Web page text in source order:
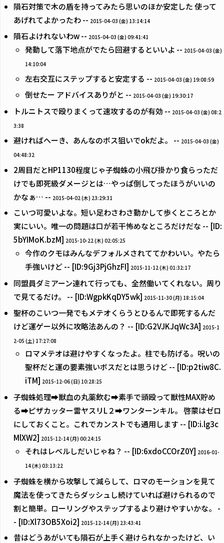
隕石対策で木の盾を持ってみたら思いのほか安定した 使って
あげれてよかったわ -- 2015-04-03 (金) 13:14:14
隕石よけれないわw -- 2015-04-03 (金) 09:41:41
発動して落下地点がでたら回避するといいよ -- 2015-04-03 (金)
14:10:04
左右交互にステップすると安定する -- 2015-04-03 (金) 19:08:59
倒せたー アドバイスありがと -- 2015-04-03 (金) 19:30:17
トルニトスで殴りまくって速攻するのが有効 -- 2015-04-03 (金) 08:2
3:38
避ければへーき、あんなのボス狙いでokだよ。 -- 2015-04-03 (金)
04:48:32
2周目だとHP1130程度じゃ子蜘蛛の小飛び掛かり食らっただ
けでも即死級ダメージとは…やっぱ倒してったほうがいいの
かなぁ… -- 2015-04-02 (木) 23:29:31
こいつ可愛いよな。短い足わさわさ動かして歩くところとか
実にいい。唯一の問題は口が若干怖めなところだけだな -- [ID:
5bYIMoK.bzM] 2015-10-22 (木) 02:05:25
今作のクモはみんなデフォルメされててかわいい。やたら
手強いけど -- [ID:9Gj3PjGhzFI] 2015-11-12 (木) 01:32:17
同盟員ダミアーン連れて行っても、全然働いてくれない。周り
で見てるだけ。 -- [ID:WgpkKqDY5wk] 2015-11-30 (月) 18:15:04
聖杯のこいつ一発でもメテオくらうとひるんで即死するんだ
けど運ゲー以外に攻略法あんの？ -- [ID:G2VJKJqWc3A] 2015-1
2-05 (土) 17:27:08
ロマメテオは避けやすくなったよ。柱でも防げる。呪いの
聖杯だと運の要素強いボスだとは思うけど -- [ID:p2tiw8C.
iTM] 2015-12-06 (日) 10:28:25
子蜘蛛処理➡獣血の丸薬飲む➡素手で頭殴って獣性MAX貯め
る➡ピザカッター雷ヤスリL２➡ワンターンキル。 啓蒙はゼロ
にしておくこと。これでカンストでも通用します -- [ID:i.lg3c
MlXW2] 2015-12-14 (月) 00:24:15
それはレベルしだいじゃね？ -- [ID:6xdoCCOrZ0Y] 2016-01-
14 (木) 03:13:22
子蜘蛛を横から攻撃して減らして、ロマのモーションを見て
魔法を使ってきたらダッシュし続けていれば避けられるので
割と簡単。ローリングやステップするより避けやすいかな。 -
- [ID:Xl73OB5Xoi2] 2015-12-14 (月) 23:43:41
昔はどうあがいても隕石が上手く避けられなかったけど、い